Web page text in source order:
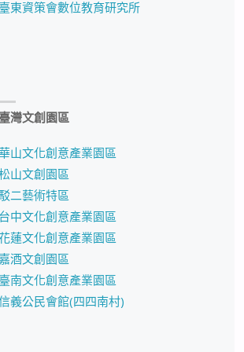
臺東資策會數位教育研究所
臺灣文創園區
山文化創意產業園區
山文創園區
駁二藝術特區
台中文化創意產業園區
蓮文化創意產業園區
嘉酒文創園區
臺南文化創意產業園區
義公民會館(四四南村)